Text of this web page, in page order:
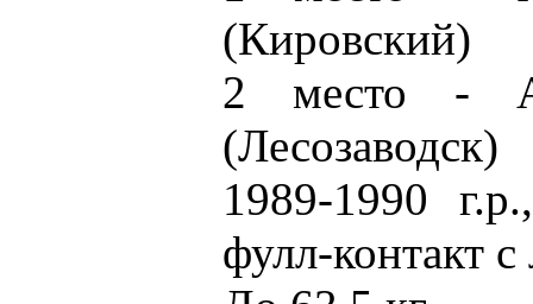
(Кировский)
2 место -
(Лесозаводск)
1989-1990
фулл-контакт